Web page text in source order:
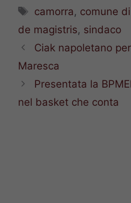
Tag
camorra, comune
de magistris, sindaco
Ciak napoletano
Maresca
Presentata la
nel basket che conta